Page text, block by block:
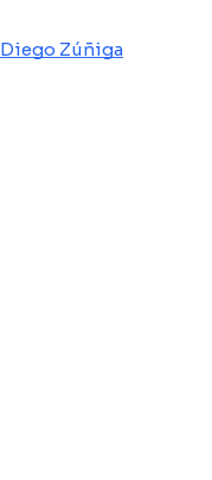
Diego Zúñiga